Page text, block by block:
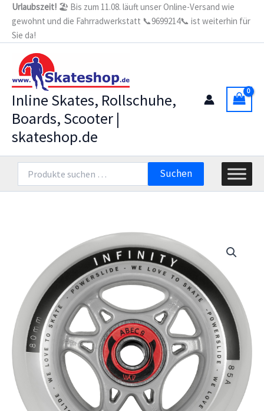
Zum
Inhalt
springen
Urlaubszeit! 🏖️ Bis zum 11.08. läuft unser Online-Versand wie
gewohnt und die Fahrradwerkstatt 📞9699214📞 ist weiterhin für
Sie da!
Inline Skates, Rollschuhe,
Boards, Scooter |
skateshop.de
nach:
Suchen